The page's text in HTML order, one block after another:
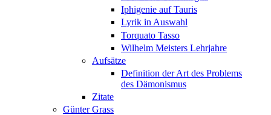
Iphigenie auf Tauris
Lyrik in Auswahl
Torquato Tasso
Wilhelm Meisters Lehrjahre
Aufsätze
Definition der Art des Problems
des Dämonismus
Zitate
Günter Grass